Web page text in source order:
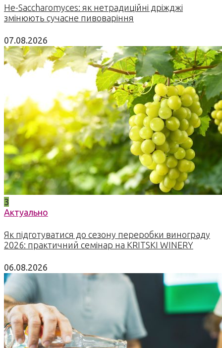
Не-Saccharomyces: як нетрадиційні дріжджі
змінюють сучасне пивоваріння
07.08.2026
3
Актуально
Як підготуватися до сезону переробки винограду
2026: практичний семінар на KRITSKI WINERY
06.08.2026